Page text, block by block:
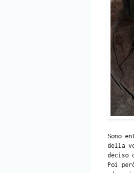
Sono
della
deciso
Poi